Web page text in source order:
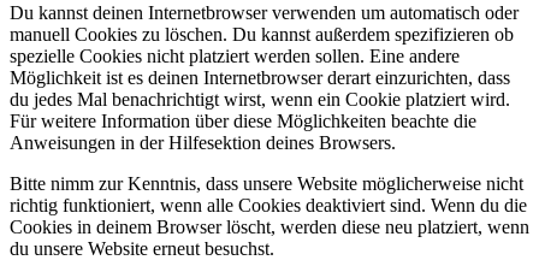
Du kannst deinen Internetbrowser verwenden um automatisch oder
manuell Cookies zu löschen. Du kannst außerdem spezifizieren ob
spezielle Cookies nicht platziert werden sollen. Eine andere
Möglichkeit ist es deinen Internetbrowser derart einzurichten, dass
du jedes Mal benachrichtigt wirst, wenn ein Cookie platziert wird.
Für weitere Information über diese Möglichkeiten beachte die
Anweisungen in der Hilfesektion deines Browsers.
Bitte nimm zur Kenntnis, dass unsere Website möglicherweise nicht
richtig funktioniert, wenn alle Cookies deaktiviert sind. Wenn du die
Cookies in deinem Browser löscht, werden diese neu platziert, wenn
du unsere Website erneut besuchst.